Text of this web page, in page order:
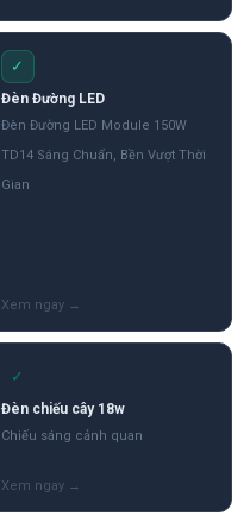
✓
Đèn Đường LED
Đèn Đường LED Module 150W
TD14 Sáng Chuẩn, Bền Vượt Thời
Gian
✓
Đèn chiếu cây 18w
Chiếu sáng cảnh quan